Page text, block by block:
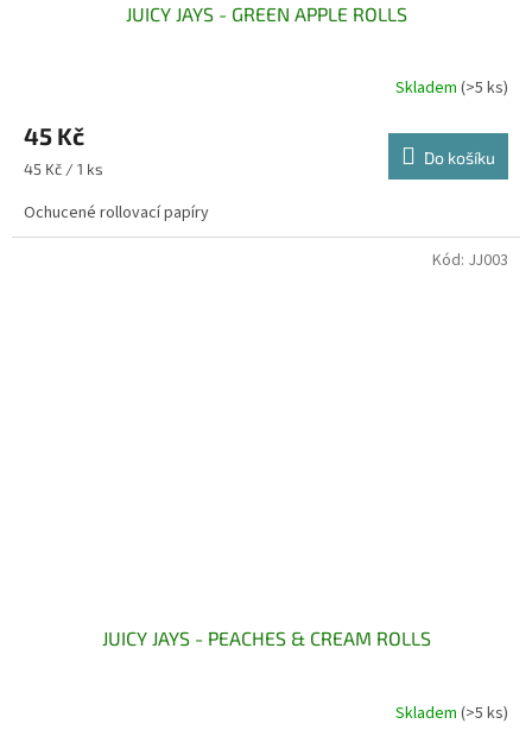
JUICY JAYS - GREEN APPLE ROLLS
Skladem (>5 ks)
45 Kč
Měrná
45 Kč / 1 ks
Do košíku
Ochucené rollovací papíry
JUICY JAYS - PEACHES & CREAM ROLLS
Skladem (>5 ks)
Kód: JJ003